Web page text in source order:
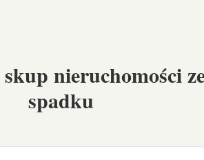
skup nieruchomości
spadku